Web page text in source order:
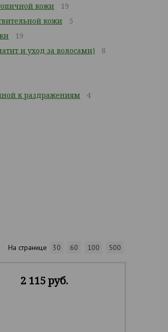
кожи
19
кожи
5
19
и уход за волосами)
8
к раздражениям
4
На странице 30 60 100 500
2 115 руб.